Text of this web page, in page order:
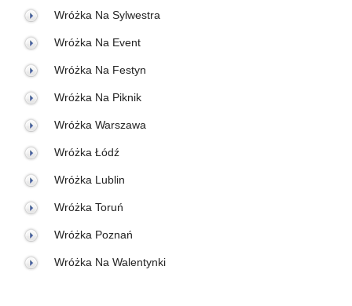
Wróżka Na Sylwestra
Wróżka Na Event
Wróżka Na Festyn
Wróżka Na Piknik
Wróżka Warszawa
Wróżka Łódź
Wróżka Lublin
Wróżka Toruń
Wróżka Poznań
Wróżka Na Walentynki